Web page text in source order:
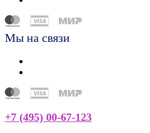
Мы на связи
+7 (495) 00-67-123